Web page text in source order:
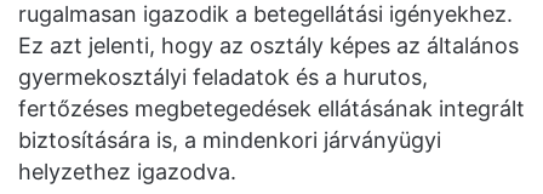
rugalmasan igazodik a betegellátási igényekhez.
Ez azt jelenti, hogy az osztály képes az általános
gyermekosztályi feladatok és a hurutos,
fertőzéses megbetegedések ellátásának integrált
biztosítására is, a mindenkori járványügyi
helyzethez igazodva.